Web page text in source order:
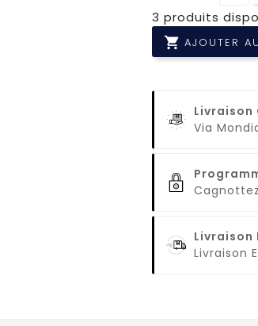
3 produits
 AJOUTER
Via
Livraison
Livraison